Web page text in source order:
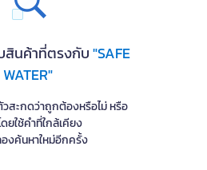
สินค้าที่ตรงกับ"SAFE
WATER"
สะกดว่าถูกต้องหรือไม่ หรือ
ยใช้คำที่ใกล้เคียง
งค้นหาใหม่อีกครั้ง